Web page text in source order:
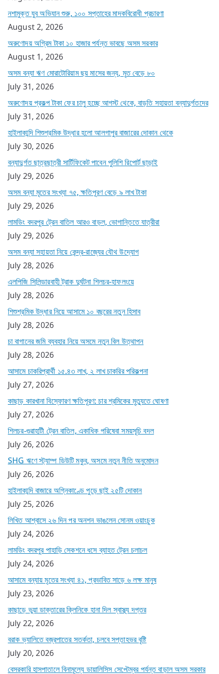
নশামুক্ত যুব অভিযান শুরু, ১০০ সপ্তাহের মাদকবিরোধী প্রচারণা
August 2, 2026
অরুণোদয় অগ্রিম টাকা ১০ হাজার পর্যন্ত ভাবছে অসম সরকার
August 1, 2026
অসম বন্যা ঋণ মোরাটোরিয়াম ছয় মাসের জন্য, মৃত বেড়ে ৮০
July 31, 2026
অরুণোদয় প্রকল্প টাকা ফের চালু হচ্ছে আগস্ট থেকে, বাড়তি সহায়তা বন্যাদুর্গতদের
July 31, 2026
হাইলাকান্দি শিশুশ্রমিক উদ্ধার হলো আলগাপুর বাজারের দোকান থেকে
July 30, 2026
বন্যাদুর্গত ছাত্রছাত্রী সার্টিফিকেট পাবেন পুলিশি রিপোর্ট ছাড়াই
July 29, 2026
অসম বন্যা মৃতের সংখ্যা ৭৫, ক্ষতিপূরণ বেড়ে ৯ লাখ টাকা
July 29, 2026
লামডিং বদরপুর ট্রেন বাতিল আরও বাড়ল, ভোগান্তিতে যাত্রীরা
July 29, 2026
অসম বন্যা সহায়তা নিয়ে কেন্দ্র-রাজ্যের যৌথ উদ্যোগ
July 28, 2026
এলপিজি সিলিন্ডারবাহী ট্রাক দুর্ঘটনা শিলচর-হাফলংয়ে
July 28, 2026
শিশুশ্রমিক উদ্ধার নিয়ে আসামে ১০ বছরের নতুন হিসাব
July 28, 2026
চা বাগানের জমি ব্যবহার নিয়ে অসমে নতুন বিল উত্থাপন
July 28, 2026
আসামে চাকরিপ্রার্থী ১৫.৪৩ লাখ, ২ লাখ চাকরির পরিকল্পনা
July 27, 2026
কাছাড় কারখানা বিস্ফোরণ ক্ষতিপূরণ: চার শ্রমিকের মৃত্যুতে ঘোষণা
July 27, 2026
শিলচর-গুৱাহাটী ট্রেন বাতিল, একাধিক পরিষেবা সময়সূচি বদল
July 26, 2026
SHG ঋণে স্ট্যাম্প ডিউটি মকুব, অসমে নতুন নীতি অনুমোদন
July 26, 2026
হাইলাকান্দি বাজারে অগ্নিকাণ্ডে পুড়ে ছাই ২৫টি দোকান
July 25, 2026
লিখিত আশ্বাসে ২৬ দিন পর অনশন ভাঙলেন সোনম ওয়াংচুক
July 24, 2026
লামডিং বদরপুর পাহাড়ি সেকশনে ধসে ব্যাহত ট্রেন চলাচল
July 24, 2026
আসামে বন্যায় মৃতের সংখ্যা ৪১, প্রভাবিত সাড়ে ৬ লক্ষ মানুষ
July 23, 2026
কাছাড়ে ভুয়া ডাক্তারের ক্লিনিকে হানা দিল স্বাস্থ্য দপ্তর
July 22, 2026
বরাক ভ্যালিতে বজ্রপাতের সতর্কতা, চলবে সপ্তাহভর বৃষ্টি
July 20, 2026
বেসরকারি হাসপাতালে বিনামূল্যে ডায়ালিসিস সেপ্টেম্বর পর্যন্ত বাড়াল অসম সরকার